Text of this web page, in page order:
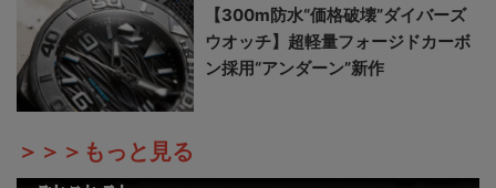
【300m防水“価格破壊”ダイバーズ
ウオッチ】超軽量フォージドカーボ
ン採用“アンダーン”新作
＞＞＞もっと見る